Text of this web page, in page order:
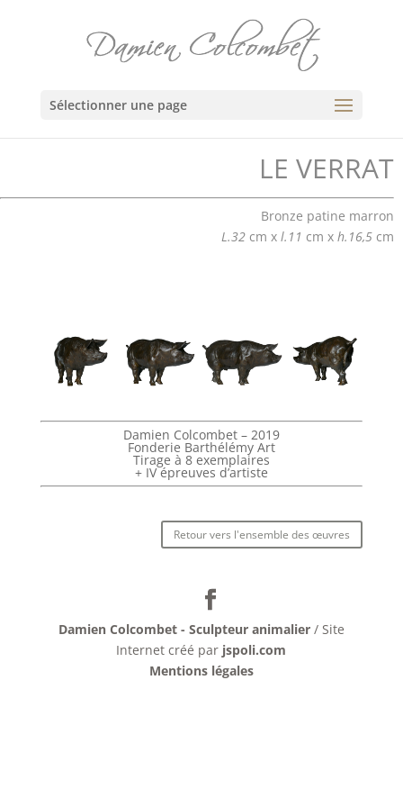
Sélectionner une page
LE VERRAT
Bronze patine marron
L.32 cm x l.11 cm x h.16,5 cm
Damien Colcombet – 2019
Fonderie Barthélémy Art
Tirage à 8 exemplaires
+ IV épreuves d’artiste
Retour vers l'ensemble des œuvres
Damien Colcombet - Sculpteur animalier / Site
Internet créé par jspoli.com
Mentions légales